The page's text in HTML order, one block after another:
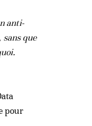
anti-
que
pour